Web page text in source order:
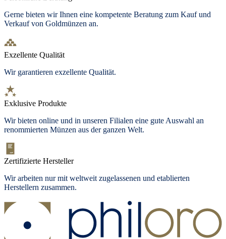
Gerne bieten wir Ihnen eine kompetente Beratung zum Kauf und
Verkauf von Goldmünzen an.
Exzellente Qualität
Wir garantieren exzellente Qualität.
Exklusive Produkte
Wir bieten online und in unseren Filialen eine gute Auswahl an
renommierten Münzen aus der ganzen Welt.
Zertifizierte Hersteller
Wir arbeiten nur mit weltweit zugelassenen und etablierten
Herstellern zusammen.